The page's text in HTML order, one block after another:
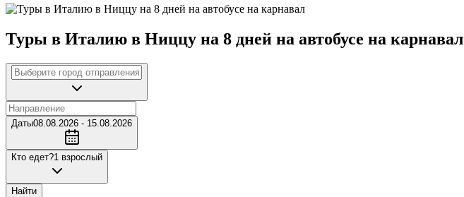
Туры в Италию в Ниццу на 8 дней на автобусе на карнавал
Даты08.08.2026 - 15.08.2026
Кто едет?1 взрослый
Найти